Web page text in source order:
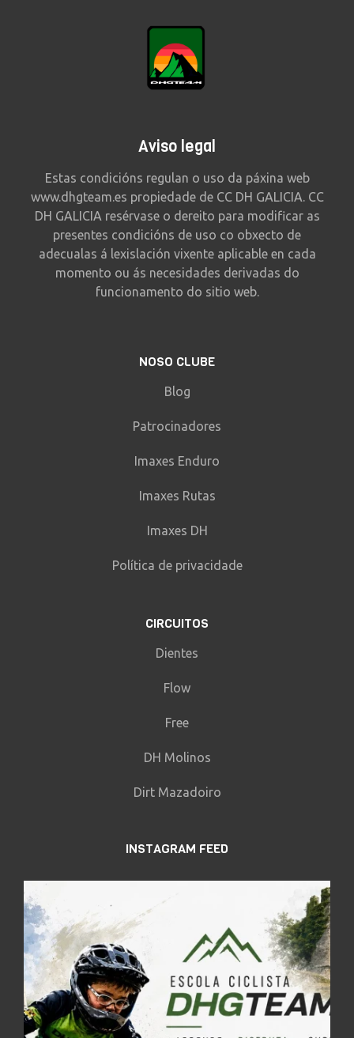
Aviso legal
Estas condicións regulan o uso da páxina web
www.dhgteam.es propiedade de CC DH GALICIA. CC
DH GALICIA resérvase o dereito para modificar as
presentes condicións de uso co obxecto de
adecualas á lexislación vixente aplicable en cada
momento ou ás necesidades derivadas do
funcionamento do sitio web.
NOSO CLUBE
Blog
Patrocinadores
Imaxes Enduro
Imaxes Rutas
Imaxes DH
Política de privacidade
CIRCUITOS
Dientes
Flow
Free
DH Molinos
Dirt Mazadoiro
INSTAGRAM FEED